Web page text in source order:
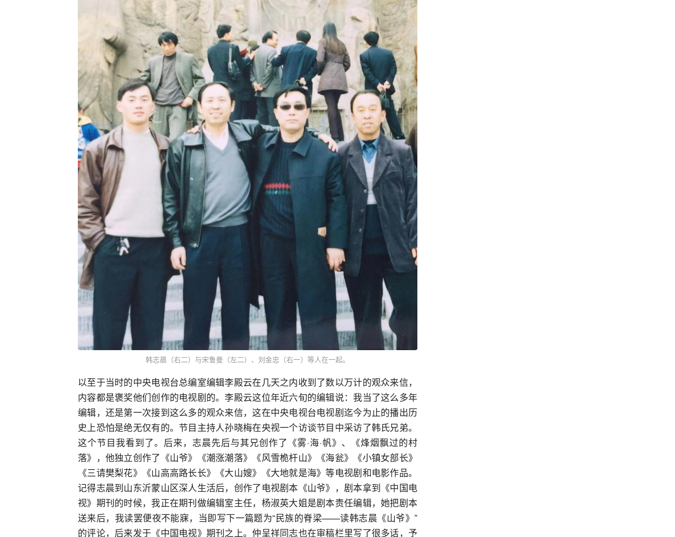
韩志晨（右二）与宋鲁曼（左二）、刘金忠（右一）等人在一起。
以至于当时的中央电视台总编室编辑李殿云在几天之内收到了数以万计的观众来信，
内容都是褒奖他们创作的电视剧的。李殿云这位年近六旬的编辑说：我当了这么多年
编辑，还是第一次接到这么多的观众来信，这在中央电视台电视剧迄今为止的播出历
史上恐怕是绝无仅有的。节目主持人孙晓梅在央视一个访谈节目中采访了韩氏兄弟。
这个节目我看到了。后来，志晨先后与其兄创作了《雾·海·帆》、《烽烟飘过的村
落》，他独立创作了《山爷》《潮涨潮落》《风雪桅杆山》《海瓮》《小镇女部长》
《三请樊梨花》《山高高路长长》《大山嫂》《大地就是海》等电视剧和电影作品。
记得志晨到山东沂蒙山区深人生活后，创作了电视剧本《山爷》，剧本拿到《中国电
视》期刊的时候，我正在期刊做编辑室主任，杨淑英大姐是剧本责任编辑，她把剧本
送来后，我读罢便夜不能寐，当即写下一篇题为“民族的脊梁——读韩志晨《山爷》”
的评论，后来发于《中国电视》期刊之上。仲呈祥同志也在审稿栏里写了很多话，予